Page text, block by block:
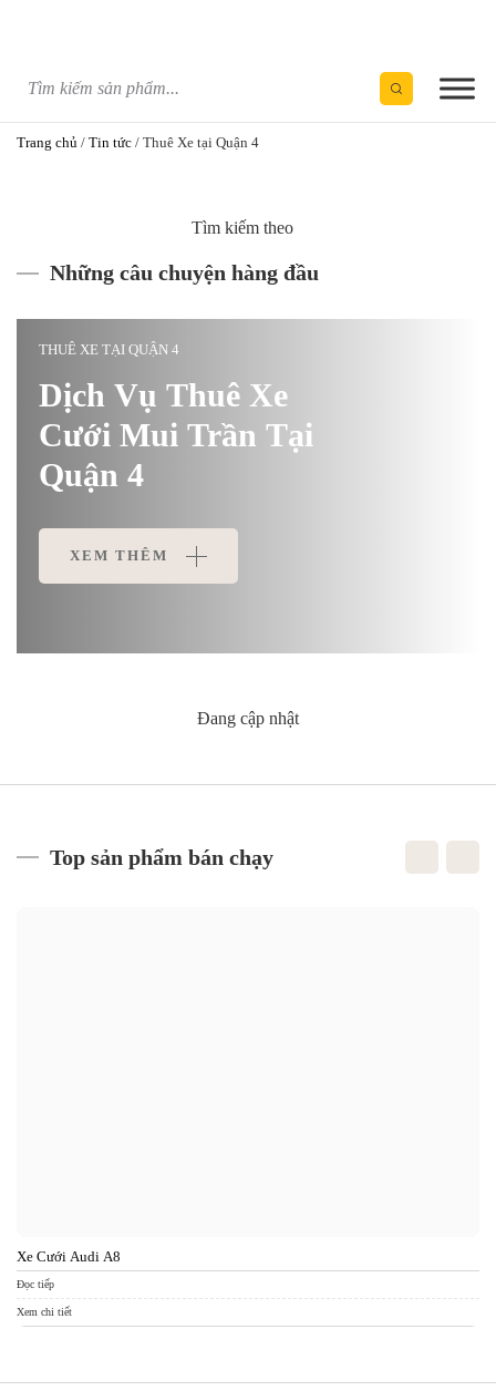
Trang chủ / Tin tức / Thuê Xe tại Quận 4
Những câu chuyện hàng đầu
Tìm kiếm theo
THUÊ XE TẠI QUẬN 4
Dịch Vụ Thuê Xe
Cưới Mui Trần Tại
Quận 4
XEM THÊM
Đang cập nhật
Top sản phẩm bán chạy
Xe Cưới Audi A8
Đọc tiếp
Xem chi tiết